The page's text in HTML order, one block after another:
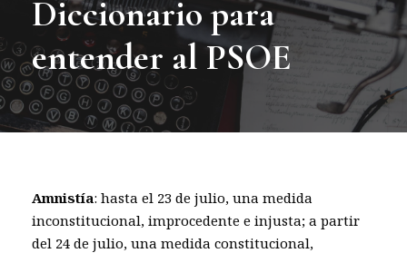
Diccionario para
entender al PSOE
Amnistía: hasta el 23 de julio, una medida
inconstitucional, improcedente e injusta; a partir
del 24 de julio, una medida constitucional,